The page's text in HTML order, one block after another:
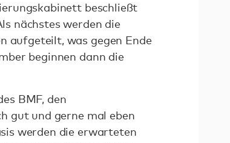
beschließt
nächstes werden die
aufgeteilt, was gegen Ende
beginnen dann die
BMF, den
gut und gerne mal eben
werden die erwarteten